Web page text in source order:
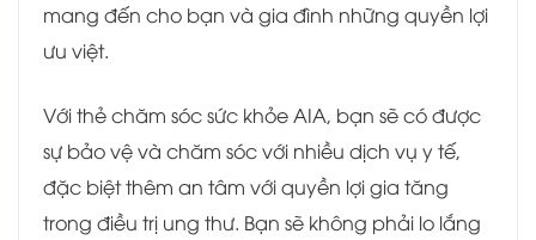
mang đến cho bạn và gia đình những quyền lợi
ưu việt.
Với thẻ chăm sóc sức khỏe AIA, bạn sẽ có được
sự bảo vệ và chăm sóc với nhiều dịch vụ y tế,
đặc biệt thêm an tâm với quyền lợi gia tăng
trong điều trị ung thư. Bạn sẽ không phải lo lắng